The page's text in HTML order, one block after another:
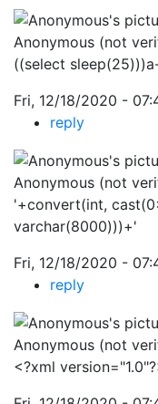
Anonymous (not
((select
Fri, 12/18/2020 -
reply
Anonymous (not
'+convert(int,
varchar(8000)))+'
Fri, 12/18/2020 -
reply
Anonymous (not
<?xml